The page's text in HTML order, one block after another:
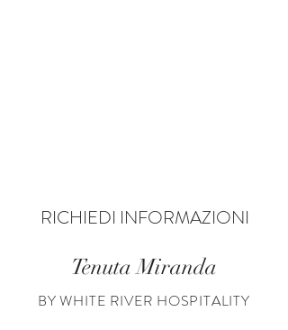
RICHIEDI INFORMAZIONI
Tenuta Miranda
BY WHITE RIVER HOSPITALITY